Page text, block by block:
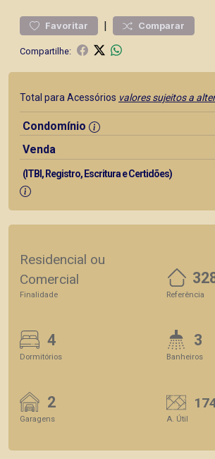
Favoritar | Comparar
Compartilhe:
Total para Acessórios valores sujeitos a
Condomínio
Venda
(ITBI, Registro, Escritura e Certidões)
Residencial ou
Comercial
Finalidade Referência
4
Dormitórios
3
Banheiros
2
Garagens A. Útil